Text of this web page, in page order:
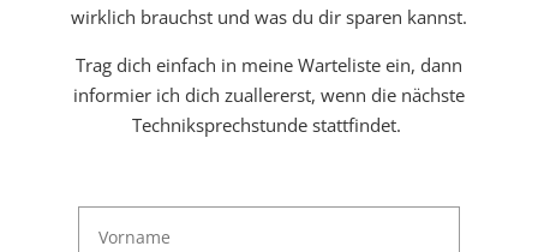
wirklich brauchst und was du dir sparen kannst.
Trag dich einfach in meine Warteliste ein, dann
informier ich dich zuallererst, wenn die nächste
Techniksprechstunde stattfindet.